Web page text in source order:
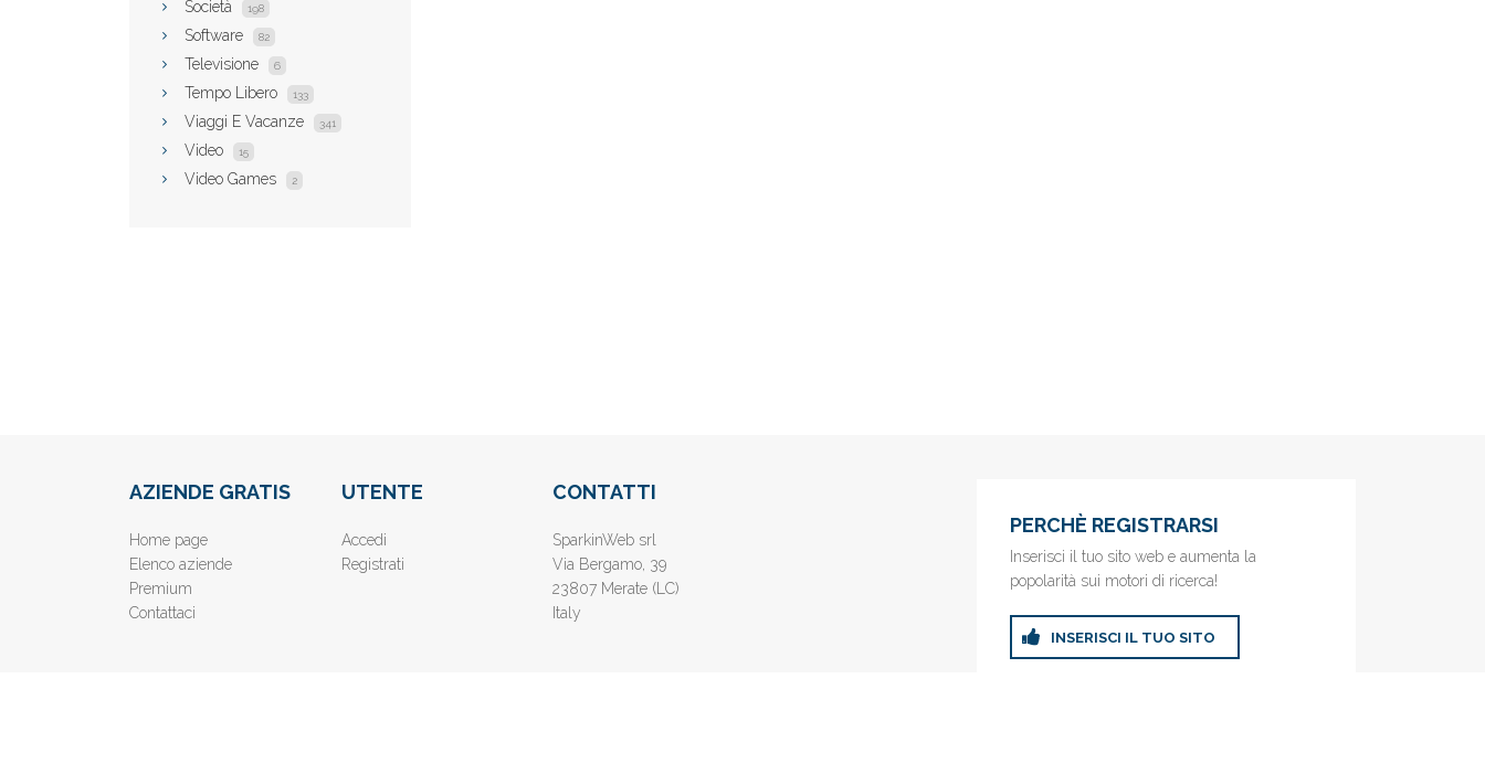
Società 198
Software 82
Televisione 6
Tempo Libero 133
Viaggi E Vacanze 341
Video 15
Video Games 2
AZIENDE GRATIS
Home page
Elenco aziende
Premium
Contattaci
UTENTE
Accedi
Registrati
CONTATTI
SparkinWeb srl
Via Bergamo, 39
23807 Merate (LC)
Italy
PERCHÈ REGISTRARSI
Inserisci il tuo sito web e aumenta la
popolarità sui motori di ricerca!
INSERISCI IL TUO SITO